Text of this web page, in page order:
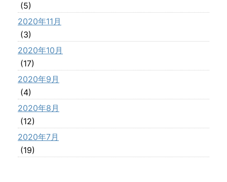
(5)
2020年11月
(3)
2020年10月
(17)
2020年9月
(4)
2020年8月
(12)
2020年7月
(19)